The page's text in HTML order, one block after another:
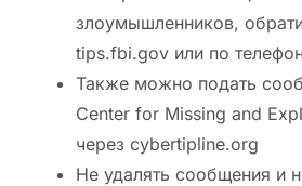
злоумышленников,
tips.fbi.gov или по
Также можно подать
Center for Missing and
через cybertipline.org
Не удалять сообщения и